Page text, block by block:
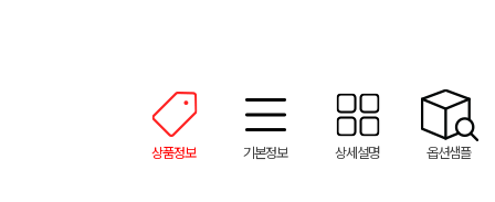
상품정보 기본정보 상세설명 옵션샘플